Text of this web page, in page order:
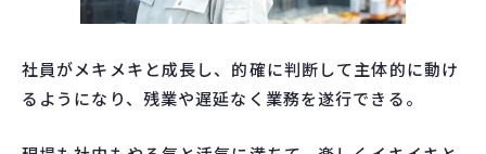
社員がメキメキと成長し、的確に判断して主体的に動け
るようになり、残業や遅延なく業務を遂行できる。